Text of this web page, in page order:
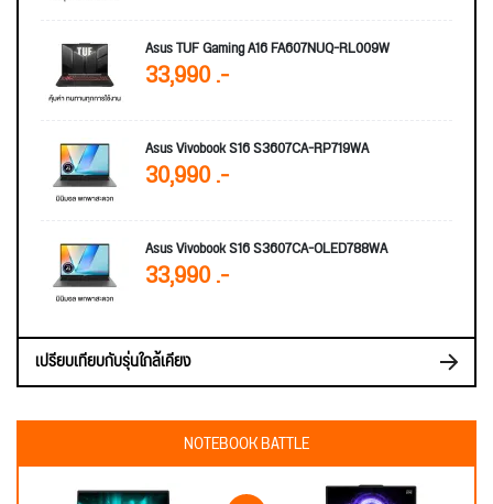
Asus TUF Gaming A16 FA607NUQ-RL009W
33,990 .-
Asus Vivobook S16 S3607CA-RP719WA
30,990 .-
Asus Vivobook S16 S3607CA-OLED788WA
33,990 .-
เปรียบเทียบกับรุ่นใกล้เคียง
NOTEBOOK BATTLE